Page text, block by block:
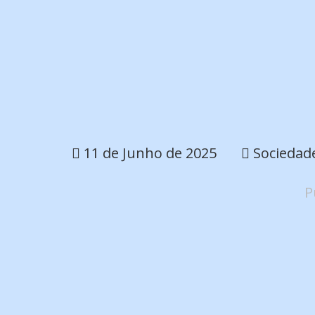
11 de Junho de 2025